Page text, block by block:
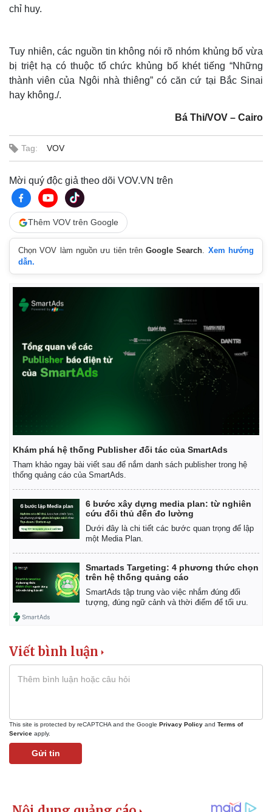
Quan sát
Cuộc sống đó đây
Hồ sơ
Video
Ảnh
E-Magazine
Infographic
chỉ huy.
Tuy nhiên, các nguồn tin không nói rõ nhóm khủng bố vừa
bị triệt hạ có thuộc tổ chức khủng bố khét tiếng “Những
thành viên của Ngôi nhà thiêng” có căn cứ tại Bắc Sinai
hay không./.
Bá Thi/VOV – Cairo
Tag: VOV
Mời quý độc giả theo dõi VOV.VN trên
Thêm VOV trên Google
Chọn VOV làm nguồn ưu tiên trênGoogle Search. Xem hướng
dẫn.
Khám phá hệ thống Publisher đối tác của SmartAds
Tham khảo ngay bài viết sau để nắm danh sách publisher trong hệ
thống quảng cáo của SmartAds.
6 bước xây dựng media plan: từ nghiên
cứu đối thủ đến đo lường
Dưới đây là chi tiết các bước quan trọng để lập
một Media Plan.
Smartads Targeting: 4 phương thức chọn
trên hệ thống quảng cáo
SmartAds tập trung vào việc nhắm đúng đối
tượng, đúng ngữ cảnh và thời điểm để tối ưu.
Viết bình luận
This site is protected by reCAPTCHA and the Google Privacy Policy and Terms of
Service apply.
Gửi tin